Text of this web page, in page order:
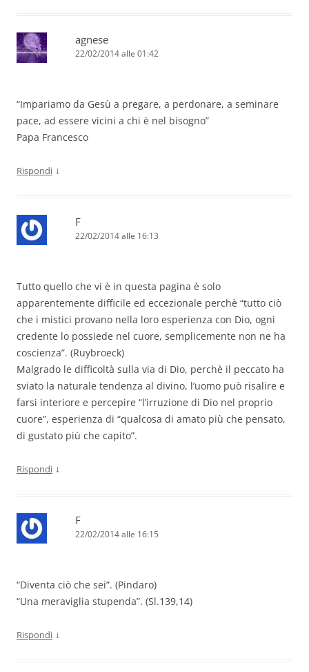
agnese
22/02/2014 alle 01:42
“Impariamo da Gesù a pregare, a perdonare, a seminare
pace, ad essere vicini a chi è nel bisogno”
Papa Francesco
Rispondi ↓
F
22/02/2014 alle 16:13
Tutto quello che vi è in questa pagina è solo
apparentemente difficile ed eccezionale perchè “tutto ciò
che i mistici provano nella loro esperienza con Dio, ogni
credente lo possiede nel cuore, semplicemente non ne ha
coscienza”. (Ruybroeck)
Malgrado le difficoltà sulla via di Dio, perchè il peccato ha
sviato la naturale tendenza al divino, l’uomo può risalire e
farsi interiore e percepire “l’irruzione di Dio nel proprio
cuore”, esperienza di “qualcosa di amato più che pensato,
di gustato più che capito”.
Rispondi ↓
F
22/02/2014 alle 16:15
“Diventa ciò che sei”. (Pindaro)
“Una meraviglia stupenda”. (Sl.139,14)
Rispondi ↓